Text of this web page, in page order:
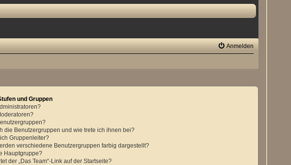
Anmelden
und Gruppen
die Benutzergruppen und wie trete ich ihnen bei?
Gruppenleiter?
verschiedene Benutzergruppen farbig dargestellt?
Hauptgruppe?
der „Das Team“-Link auf der Startseite?